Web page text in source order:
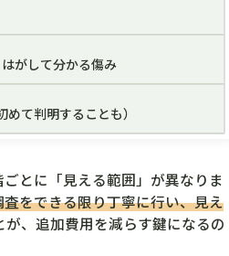
がして分かる傷み
めて判明することも）
とに「見える範囲」が異なりま
査をできる限り丁寧に行い、見え
が、追加費用を減らす鍵になるの